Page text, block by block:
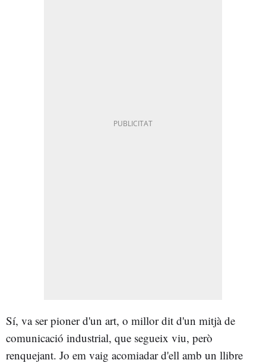
Sí, va ser pioner d'un art, o millor dit d'un mitjà de
comunicació industrial, que segueix viu, però
renquejant. Jo em vaig acomiadar d'ell amb un llibre